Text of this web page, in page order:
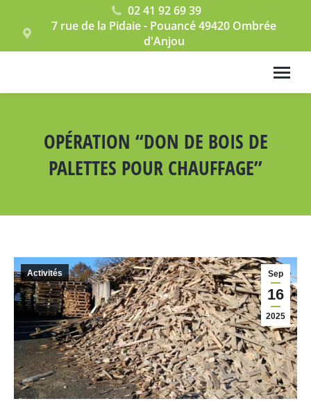
02 41 92 69 39
7 rue de la Pidaie - Pouancé 49420 Ombrée
d'Anjou
OPÉRATION “DON DE BOIS DE
PALETTES POUR CHAUFFAGE”
Sep
16
2025
Activités